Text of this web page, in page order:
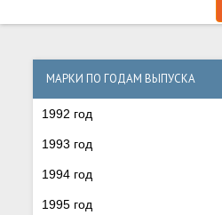
МАРКИ ПО ГОДАМ ВЫПУСКА
1992 год
1993 год
1994 год
1995 год